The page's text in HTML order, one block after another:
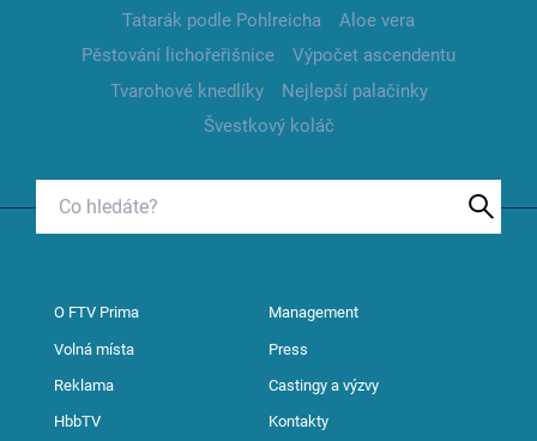
Tatarák podle Pohlreicha
Aloe vera
Pěstování lichořeřišnice
Výpočet ascendentu
Tvarohové knedlíky
Nejlepší palačinky
Švestkový koláč
O FTV Prima Management
Volná místa Press
Reklama Castingy a výzvy
HbbTV Kontakty